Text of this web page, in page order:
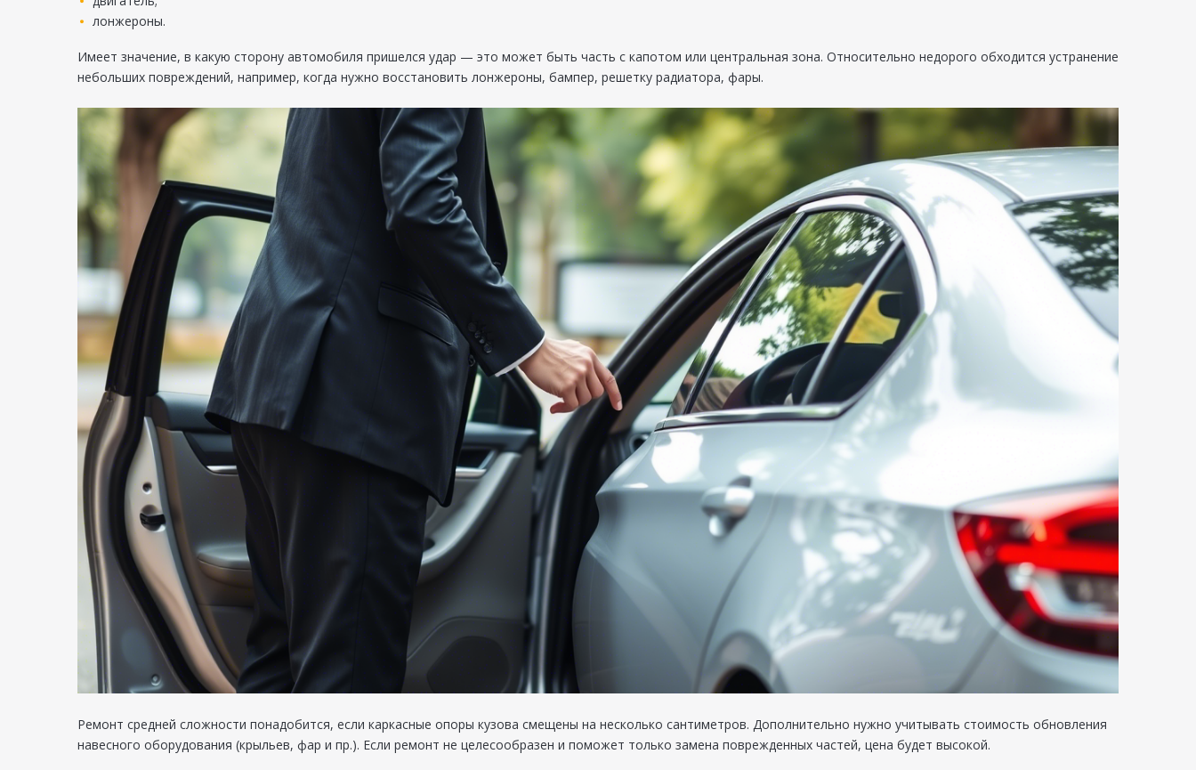
лонжероны.
Имеет значение, в какую сторону автомобиля пришелся удар — это может быть часть с капотом или центральная зона. Относительно недорого обходится устранение
небольших повреждений, например, когда нужно восстановить лонжероны, бампер, решетку радиатора, фары.
Ремонт средней сложности понадобится, если каркасные опоры кузова смещены на несколько сантиметров. Дополнительно нужно учитывать стоимость обновления
навесного оборудования (крыльев, фар и пр.). Если ремонт не целесообразен и поможет только замена поврежденных частей, цена будет высокой.